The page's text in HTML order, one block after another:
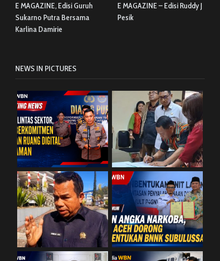
E MAGAZINE, Edisi Guruh
Sukarno Putra Bersama
Karlina Damirie
E MAGAZINE – Edisi Ruddy J
Pesik
NEWS IN PICTURES